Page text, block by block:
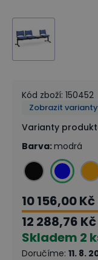
Kód zboží: 150452
Zobrazit
Varianty
Barva:modrá
10 156,00 Kč
12 288,76 Kč
Skladem 2
Doručíme: 11. 8.